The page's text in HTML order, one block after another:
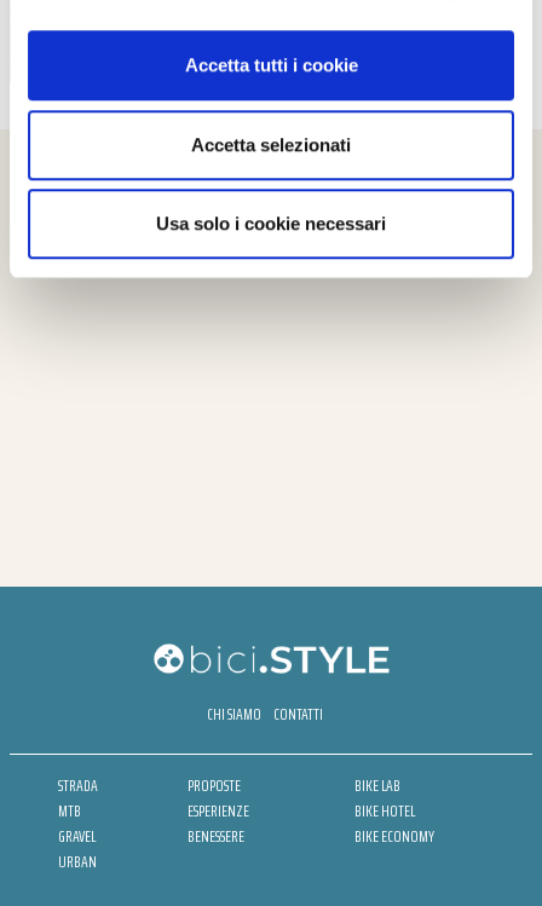
Accetta tutti i cookie
Accetta selezionati
Usa solo i cookie necessari
CHI SIAMO CONTATTI
STRADA
MTB
GRAVEL
URBAN
PROPOSTE
ESPERIENZE
BENESSERE
BIKE LAB
BIKE HOTEL
BIKE ECONOMY